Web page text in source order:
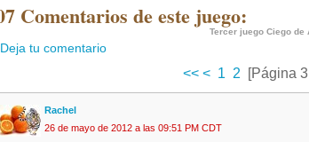
Comentarios de este juego:
Tercer juego Ciego
Deja tu comentario
<< < 1 2 [Página
Rachel
26 de mayo de 2012 a las 09:51 PM CDT